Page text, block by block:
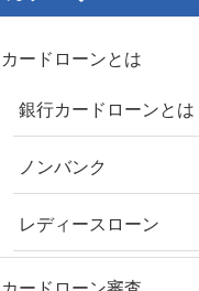
カードローンとは
銀行カードローンとは
ノンバンク
レディースローン